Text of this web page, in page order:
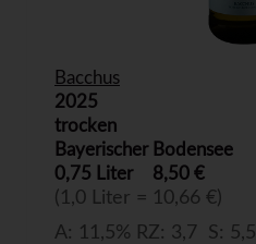
Bacchus
2025
trocken
Bayerischer Bodensee
0,75 Liter
8,50 €
(1,0 Liter = 10,66 €)
A: 11,5% RZ: 3,7 S: 5,5